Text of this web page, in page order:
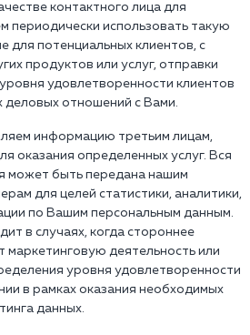
контактного лица для
периодически использовать такую
для потенциальных клиентов, с
продуктов или услуг, отправки
удовлетворенности клиентов
деловых отношений с Вами.
информацию третьим лицам,
оказания определенных услуг. Вся
может быть передана нашим
для целей статистики, аналитики,
по Вашим персональным данным.
в случаях, когда стороннее
маркетинговую деятельность или
уровня удовлетворенности
в рамках оказания необходимых
данных.